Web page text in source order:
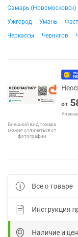
Самарь (Новомосковск)
Ужгород
Умань
Черкассы
Чернигов
Внешний вид товара
может отличаться от
фотографии
от
Все о товаре
Инструкция
Наличие и